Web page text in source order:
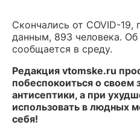
Скончались от COVID-
данным, 893 человека.
сообщается в среду.
Редакция vtomske.ru
побеспокоиться о своем
антисептики, а при
использовать в людных
себя!